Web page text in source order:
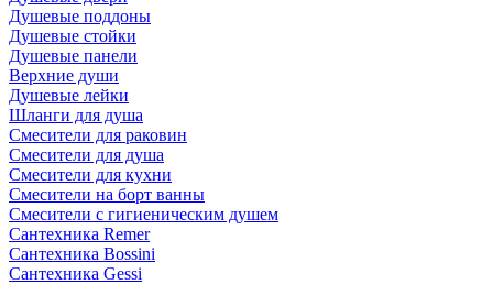
Душевые поддоны
Душевые стойки
Душевые панели
Верхние души
Душевые лейки
Шланги для душа
Смесители для раковин
Смесители для душа
Смесители для кухни
Смесители на борт ванны
Смесители с гигиеническим душем
Сантехника Remer
Сантехника Bossini
Сантехника Gessi